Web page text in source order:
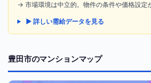
→ 市場環境は中立的。物件の条件や価格設定
▶ 詳しい需給データを見る
豊田市のマンションマップ